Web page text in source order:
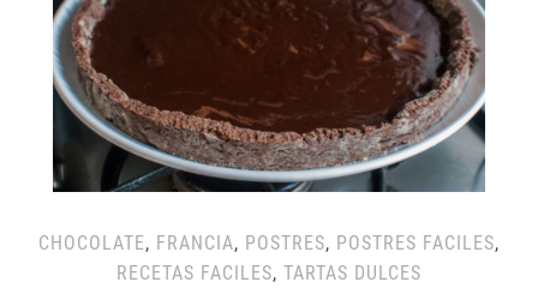
CHOCOLATE, FRANCIA, POSTRES, POSTRES FACILES,
RECETAS FACILES, TARTAS DULCES